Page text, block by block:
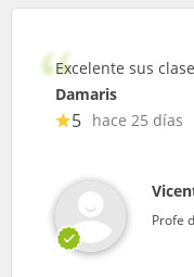
Excelente sus
Damaris
5 hace 25 días
Profe